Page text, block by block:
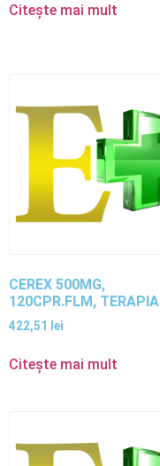
Citește mai mult
CEREX 500MG,
120CPR.FLM, TERAPIA
422,51 lei
Citește mai mult